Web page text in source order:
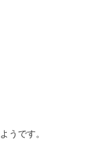
うです。